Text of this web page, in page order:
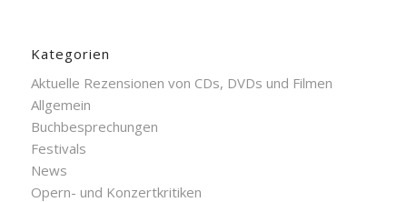
Kategorien
Aktuelle Rezensionen von CDs, DVDs und Filmen
Allgemein
Buchbesprechungen
Festivals
News
Opern- und Konzertkritiken